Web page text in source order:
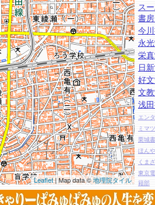
Leaflet| Map data ©地理院タイル
ス
書
今
永
栄
日
好
文
浅
エン
ミマ
栗城
ほん
くま
東京
籍部
ブッ